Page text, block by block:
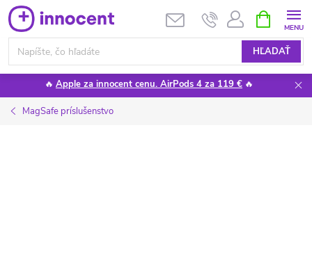
Prejsť
na
obsah
HĽADAŤ
KOŠÍK
🔥 Apple za innocent cenu. AirPods 4 za 119 € 🔥
MagSafe príslušenstvo